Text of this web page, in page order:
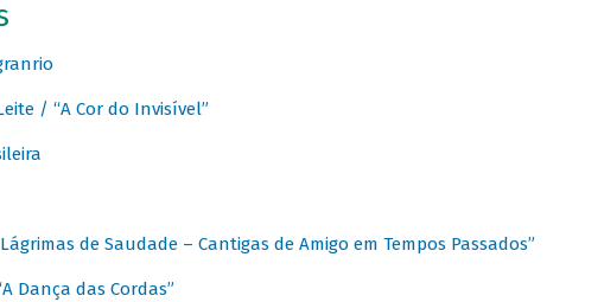
/ “A Cor do Invisível”
de Saudade – Cantigas de Amigo em Tempos Passados”
Dança das Cordas”